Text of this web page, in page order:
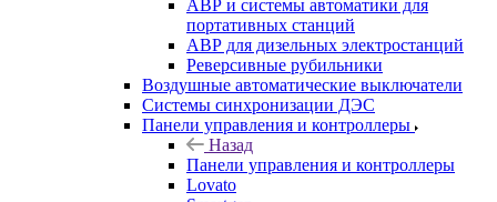
АВР и системы автоматики для
портативных станций
АВР для дизельных электростанций
Реверсивные рубильники
Воздушные автоматические выключатели
Системы синхронизации ДЭС
Панели управления и контроллеры
Назад
Панели управления и контроллеры
Lovato